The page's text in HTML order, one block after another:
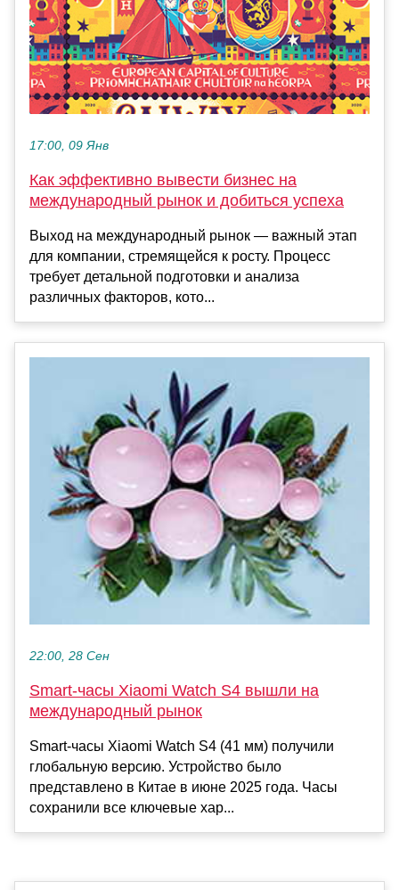
17:00, 09 Янв
Как эффективно вывести бизнес на
международный рынок и добиться успеха
Выход на международный рынок — важный этап
для компании, стремящейся к росту. Процесс
требует детальной подготовки и анализа
различных факторов, кото...
22:00, 28 Сен
Smart-часы Xiaomi Watch S4 вышли на
международный рынок
Smart-часы Xiaomi Watch S4 (41 мм) получили
глобальную версию. Устройство было
представлено в Китае в июне 2025 года. Часы
сохранили все ключевые хар...